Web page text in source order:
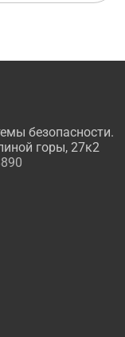
безопасности.
горы, 27к2